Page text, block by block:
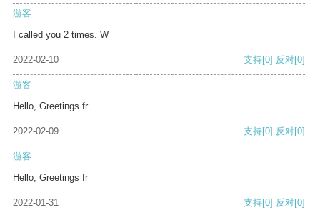
游客
I called you 2 times. W
2022-02-10 支持[0] 反对[0]
游客
Hello, Greetings fr
2022-02-09 支持[0] 反对[0]
游客
Hello, Greetings fr
2022-01-31 支持[0] 反对[0]